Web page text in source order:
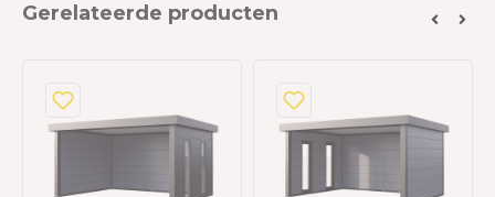
Gerelateerde producten